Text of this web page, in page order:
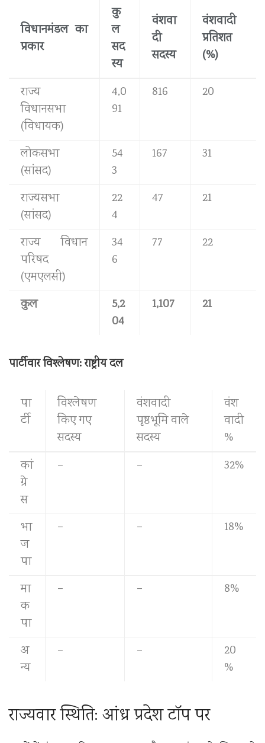
विधानमंडल का
प्रकार
कु
ल
सद
स्य
वंशवा
दी
सदस्य
वंशवादी
प्रतिशत
(%)
राज्य
विधानसभा
(विधायक)
4,0
91
816 20
लोकसभा
(सांसद)
54
3
167 31
राज्यसभा
(सांसद)
22
4
47 21
राज्य विधान
परिषद
(एमएलसी)
34
6
77 22
कुल
5,2
04
1,107 21
पार्टीवार विश्लेषण: राष्ट्रीय दल
पा
र्टी
विश्लेषण
किए गए
सदस्य
वंशवादी
पृष्ठभूमि वाले
सदस्य
वंश
वादी
%
कां
ग्रे
स
– – 32%
भा
ज
पा
– – 18%
मा
क
पा
– – 8%
अ
न्य
– –
20
%
राज्यवार स्थिति: आंध्र प्रदेश टॉप पर